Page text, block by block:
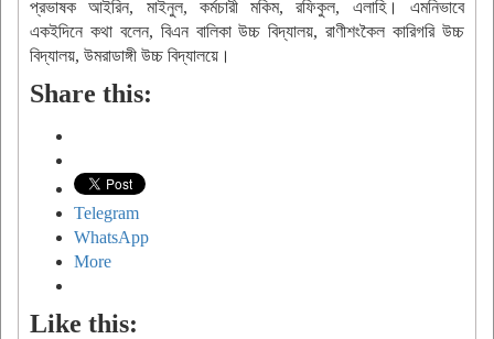
প্রভাষক আইরিন, মাইনুল, কর্মচারী মকিম, রফিকুল, এলাহি। এমনিভাবে
একইদিনে কথা বলেন, বিএন বালিকা উচ্চ বিদ্যালয়, রাণীশংকৈল কারিগরি উচ্চ
বিদ্যালয়, উমরাডাঙ্গী উচ্চ বিদ্যালয়ে।
Share this:
Telegram
WhatsApp
More
Like this: